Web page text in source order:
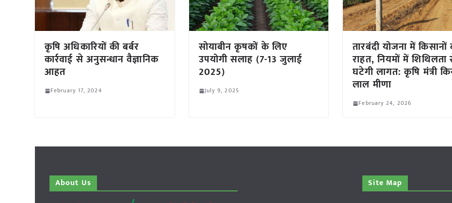
कृषि अधिकारियों की बर्बर
कार्रवाई से अनुसन्धान वैज्ञानिक
आहत
February 17, 2024
सोयाबीन कृषकों के लिए
उपयोगी सलाह (7-13 जुलाई
2025)
July 9, 2025
तारबंदी योजना में किसानों
राहत, नियमों में
घटेगी लागत: कृषि मंत्री
लाल मीणा
February 24, 2026
About Us Site Map